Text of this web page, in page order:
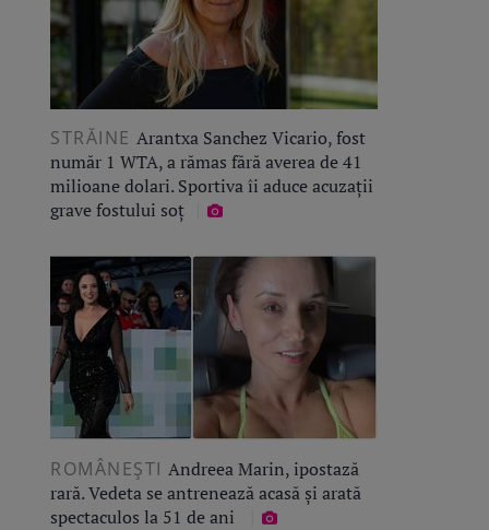
STRĂINE Arantxa Sanchez Vicario, fost
număr 1 WTA, a rămas fără averea de 41
milioane dolari. Sportiva îi aduce acuzații
grave fostului soț
ROMÂNEŞTI Andreea Marin, ipostază
rară. Vedeta se antrenează acasă și arată
spectaculos la 51 de ani